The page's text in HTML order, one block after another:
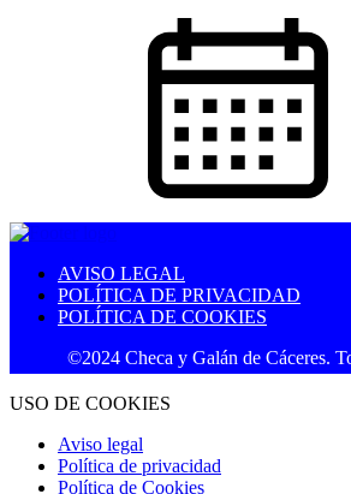
AVISO LEGAL
POLÍTICA DE PRIVACIDAD
POLÍTICA DE COOKIES
©2024 Checa y Galán de Cáceres. Todos
USO DE COOKIES
Aviso legal
Política de privacidad
Política de Cookies